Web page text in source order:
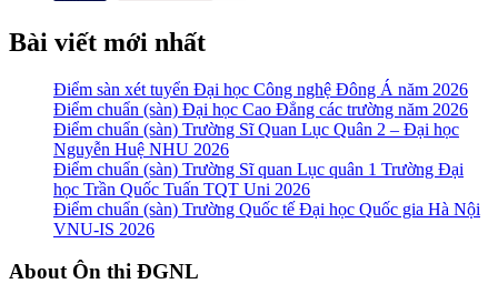
Bài viết mới nhất
Điểm sàn xét tuyển Đại học Công nghệ Đông Á năm 2026
Điểm chuẩn (sàn) Đại học Cao Đẳng các trường năm 2026
Điểm chuẩn (sàn) Trường Sĩ Quan Lục Quân 2 – Đại học
Nguyễn Huệ NHU 2026
Điểm chuẩn (sàn) Trường Sĩ quan Lục quân 1 Trường Đại
học Trần Quốc Tuấn TQT Uni 2026
Điểm chuẩn (sàn) Trường Quốc tế Đại học Quốc gia Hà Nội
VNU-IS 2026
Footer
About Ôn thi ĐGNL